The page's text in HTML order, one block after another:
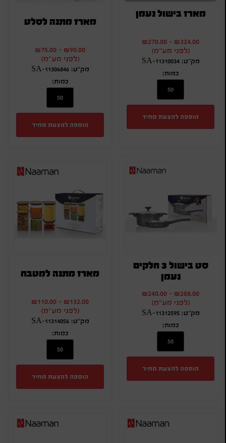
מארז בישול נעמן
₪324.00
-
₪270.00
(לפני מע"מ)
מק"ט: SA-11310034
כמות:
הוספה להצעת מחיר
מארז מתנה לסלט
₪90.00
-
₪75.00
(לפני מע"מ)
מק"ט: SA-11306846
כמות:
הוספה להצעת מחיר
סט בישול 3 חלקים
נעמן
₪288.00
-
₪240.00
(לפני מע"מ)
מק"ט: SA-11312595
כמות:
הוספה להצעת מחיר
מארז מתנה למטבח
₪132.00
-
₪110.00
(לפני מע"מ)
מק"ט: SA-11314056
כמות:
הוספה להצעת מחיר